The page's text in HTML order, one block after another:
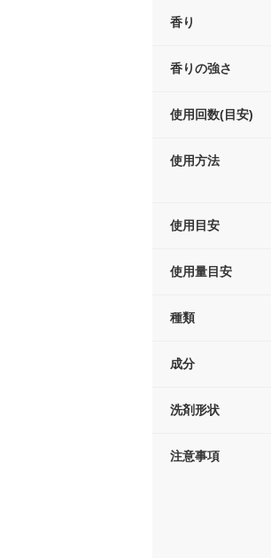
香り
香りの強さ
使用回数(目安)
使用方法
使用目安
使用量目安
種類
成分
洗剤形状
注意事項